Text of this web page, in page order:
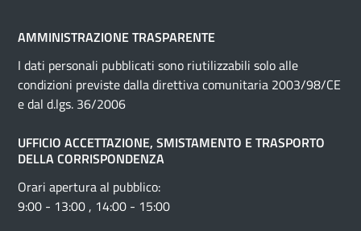
AMMINISTRAZIONE TRASPARENTE
I dati personali pubblicati sono riutilizzabili solo alle
condizioni previste dalla direttiva comunitaria 2003/98/CE
e dal d.lgs. 36/2006
UFFICIO ACCETTAZIONE, SMISTAMENTO E TRASPORTO
DELLA CORRISPONDENZA
Orari apertura al pubblico:
9:00 - 13:00 , 14:00 - 15:00